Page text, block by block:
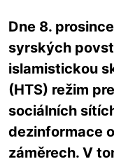
Dne 8.
syrských
islamistickou
(HTS) režim
sociálních
dezinformace
záměrech. V